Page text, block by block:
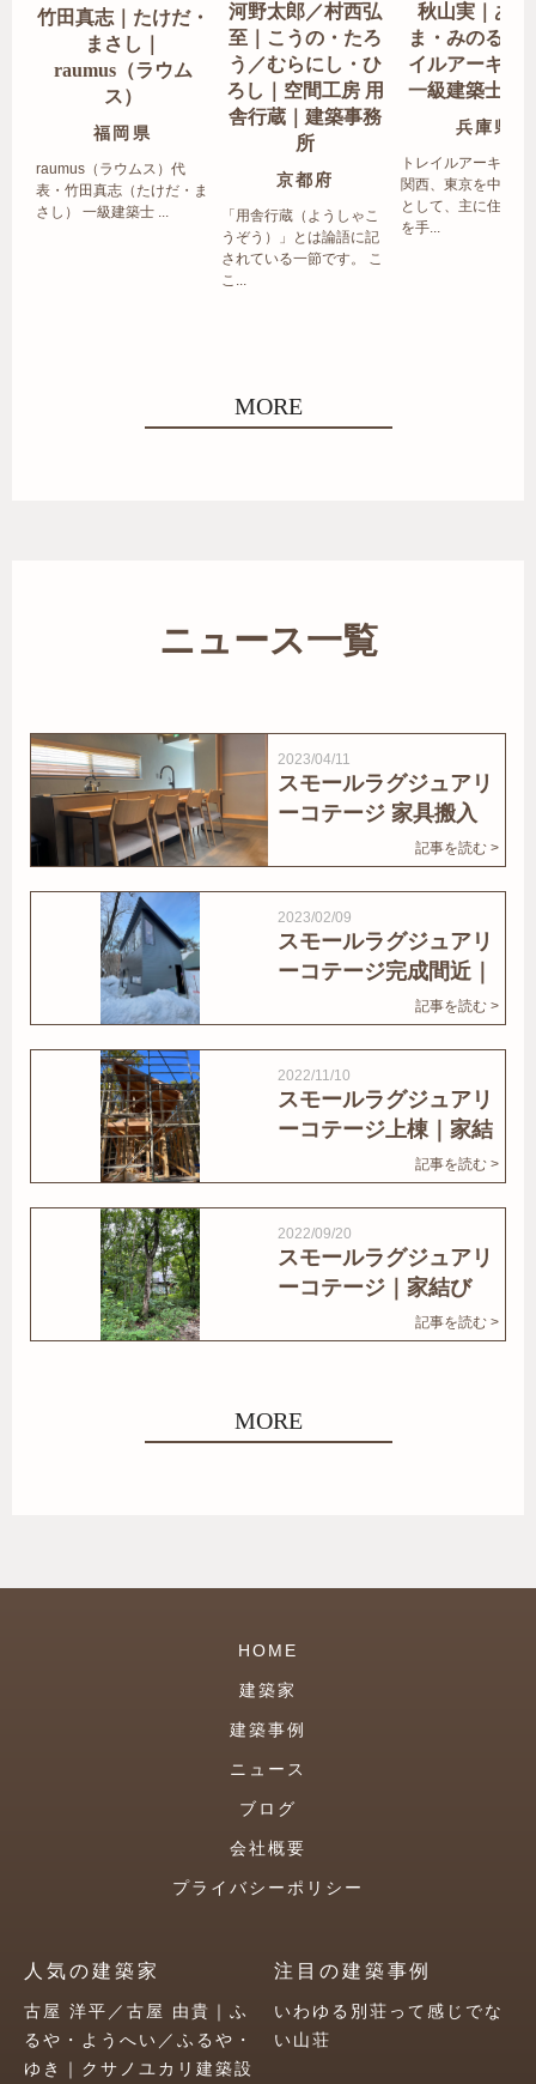
竹田真志｜たけだ・
まさし｜
raumus（ラウム
ス）
福岡県
raumus（ラウムス）代
表・竹田真志（たけだ・ま
さし） 一級建築士 ...
河野太郎／村西弘
至｜こうの・たろ
う／むらにし・ひ
ろし｜空間工房 用
舎行蔵｜建築事務
所
京都府
「用舎行蔵（ようしゃこ
うぞう）」とは論語に記
されている一節です。 こ
こ...
秋山実｜あき
ま・みのる｜
イルアーキテ
一級建築士事
兵庫県
トレイルアーキテク
関西、東京を中心エ
として、主に住宅の
を手...
MORE
ニュース一覧
2023/04/11
スモールラグジュアリ
ーコテージ 家具搬入
記事を読む >
2023/02/09
スモールラグジュアリ
ーコテージ完成間近｜
記事を読む >
2022/11/10
スモールラグジュアリ
ーコテージ上棟｜家結
記事を読む >
2022/09/20
スモールラグジュアリ
ーコテージ｜家結び
記事を読む >
MORE
HOME
建築家
建築事例
ニュース
ブログ
会社概要
プライバシーポリシー
人気の建築家
古屋 洋平／古屋 由貴｜ふ
るや・ようへい／ふるや・
ゆき｜クサノユカリ建築設
注目の建築事例
いわゆる別荘って感じでな
い山荘